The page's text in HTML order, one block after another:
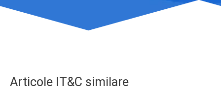
Articole IT&C similare